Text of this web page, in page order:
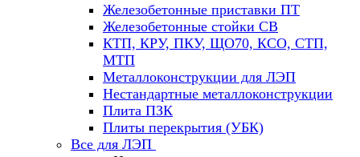
Железобетонные приставки ПТ
Железобетонные стойки СВ
КТП, КРУ, ПКУ, ЩО70, КСО, СТП,
МТП
Металлоконструкции для ЛЭП
Нестандартные металлоконструкции
Плита ПЗК
Плиты перекрытия (УБК)
Все для ЛЭП